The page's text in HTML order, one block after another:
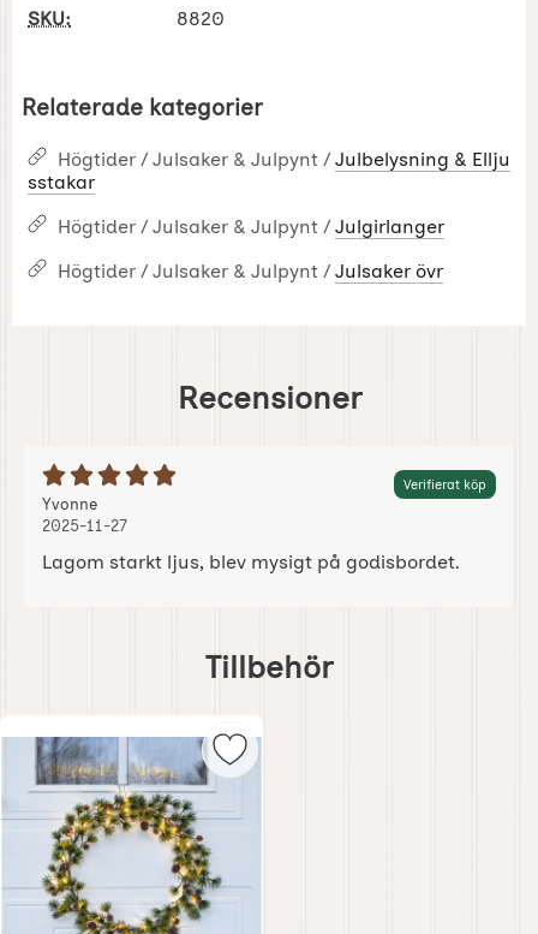
SKU: 8820
Relaterade kategorier
Högtider / Julsaker & Julpynt / Julbelysning & Ellju
sstakar
Högtider / Julsaker & Julpynt / Julgirlanger
Högtider / Julsaker & Julpynt / Julsaker övr
Recensioner
Betyg: 5 Stjärnor av 5 Verifierat köp
Recension av:
Yvonne, 2025-11-27
, 2025-11-27
2025-11-27
Lagom starkt ljus, blev mysigt på godisbordet.
Tillbehör
Markera krans med ljus -